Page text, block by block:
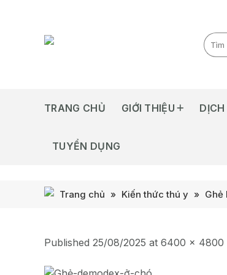
TRANG CHỦ GIỚI THIỆU
TUYỂN DỤNG
Trang chủ » Kiến thức thú y » Ghẻ
Published 25/08/2025 at 6400 × 4800